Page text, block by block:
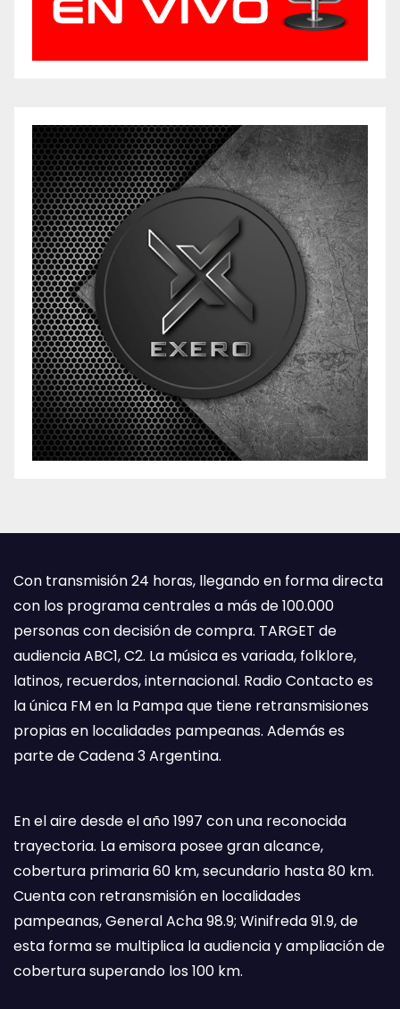
Con transmisión 24 horas, llegando en forma directa
con los programa centrales a más de 100.000
personas con decisión de compra. TARGET de
audiencia ABC1, C2. La música es variada, folklore,
latinos, recuerdos, internacional. Radio Contacto es
la única FM en la Pampa que tiene retransmisiones
propias en localidades pampeanas. Además es
parte de Cadena 3 Argentina.
En el aire desde el año 1997 con una reconocida
trayectoria. La emisora posee gran alcance,
cobertura primaria 60 km, secundario hasta 80 km.
Cuenta con retransmisión en localidades
pampeanas, General Acha 98.9; Winifreda 91.9, de
esta forma se multiplica la audiencia y ampliación de
cobertura superando los 100 km.